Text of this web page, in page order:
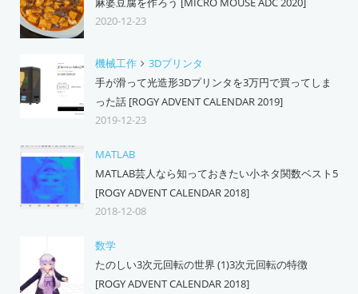
2020-12-23
機械工作
3Dプリンタ
手が滑って光造形3Dプリンタを3万円で買ってしま
った話 [ROGY ADVENT CALENDAR 2019]
2019-12-23
MATLAB
MATLAB芸人なら知っておきたい小ネタ関数ベスト5
[ROGY ADVENT CALENDAR 2018]
2018-12-08
数学
たのしい3次元回転の世界 (1)3次元回転の特徴
[ROGY ADVENT CALENDAR 2018]